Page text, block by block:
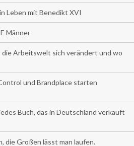
Leben mit Benedikt XVI
Männer
die Arbeitswelt sich verändert und wo
und Brandplace starten
Buch, das in Deutschland verkauft
die Großen lässt man laufen.